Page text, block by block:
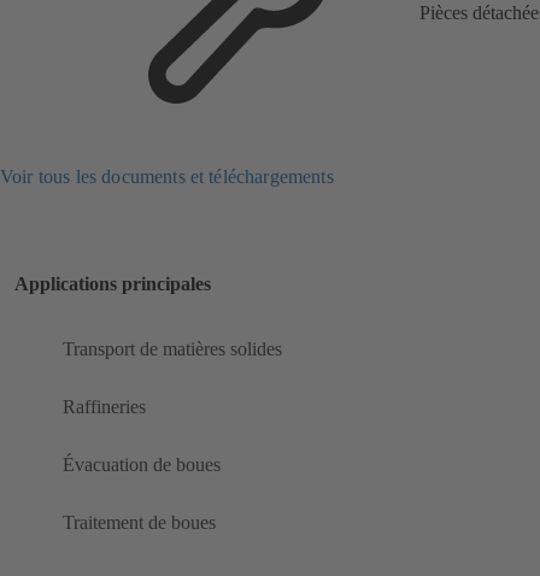
Pièces
Voir tous les documents et téléchargements
Applications principales
Transport de matières solides
Raffineries
Évacuation de boues
Traitement de boues